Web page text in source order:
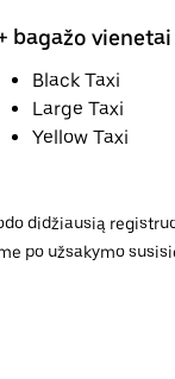
bagažo vienetai
Black Taxi
Large Taxi
Yellow Taxi
didžiausią
po užsakymo